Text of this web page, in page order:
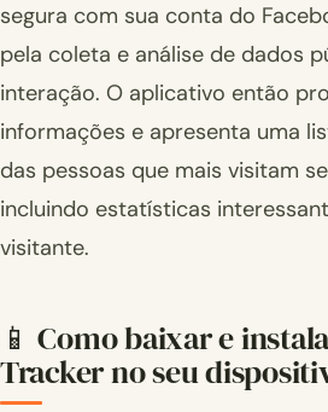
segura com sua conta do
pela coleta e análise de dados
interação. O aplicativo então
informações e apresenta uma
das pessoas que mais visitam
incluindo estatísticas
visitante.
📱 Como baixar e
Tracker no seu